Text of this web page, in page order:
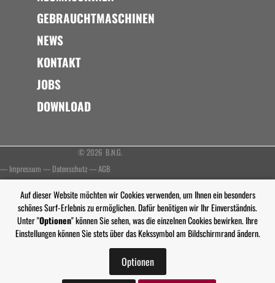
GEBRAUCHTMASCHINEN
NEWS
KONTAKT
JOBS
DOWNLOAD
© 2026 B.N.G.
— Impressum — Datenschutz—AGB
Auf dieser Website möchten wir Cookies verwenden, um Ihnen ein besonders
schönes Surf-Erlebnis zu ermöglichen. Dafür benötigen wir Ihr Einverständnis.
Unter "Optionen" können Sie sehen, was die einzelnen Cookies bewirken. Ihre
Einstellungen können Sie stets über das Kekssymbol am Bildschirmrand ändern.
Optionen